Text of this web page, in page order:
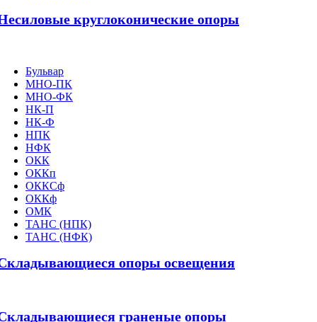
круглоконические опоры
Бульвар
МНО-ПК
МНО-ФК
НК-П
НК-Ф
НПК
НФК
ОКК
ОККп
ОККСф
ОККф
ОМК
ТАНС (НПК)
ТАНС (НФК)
опоры освещения
граненые опоры